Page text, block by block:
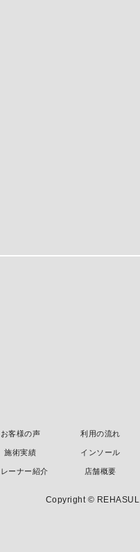
お客様の声
施術実績
ーナー紹介
利用の流れ
インソール
店舗概要
Copyright ©